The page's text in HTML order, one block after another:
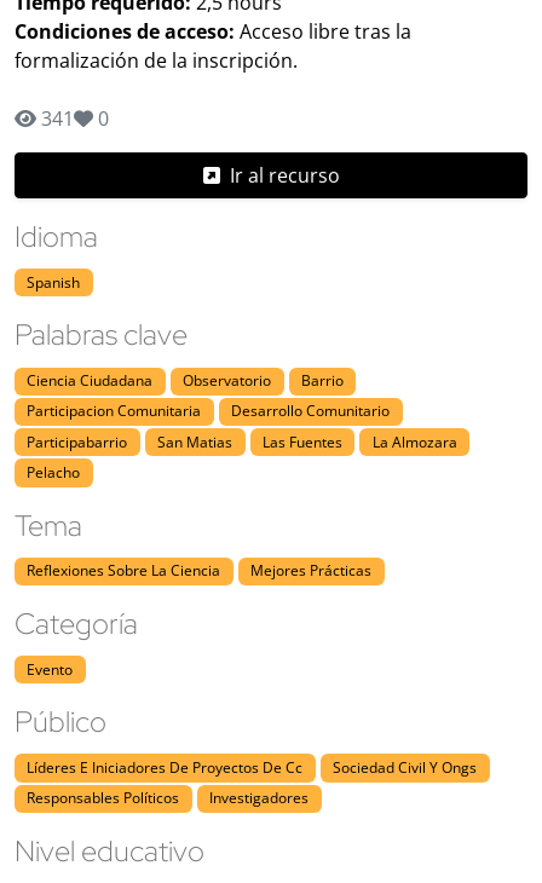
Condiciones de acceso: Acceso libre tras la
formalización de la inscripción.
341 0
Ir al recurso
Idioma
Spanish
Palabras clave
Ciencia Ciudadana Observatorio
Barrio
Participacion Comunitaria
Desarrollo Comunitario
Participabarrio
San Matias Las Fuentes
La Almozara
Pelacho
Tema
Reflexiones Sobre La Ciencia Mejores Prácticas
Categoría
Evento
Público
Líderes E Iniciadores De Proyectos De Cc
Sociedad Civil Y Ongs
Responsables Políticos
Investigadores
Nivel educativo